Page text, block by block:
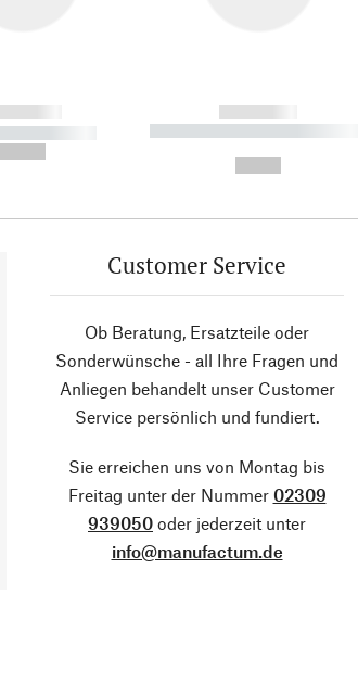
-----------
------------
----------- ----------- ----------
Customer Service
Ob Beratung, Ersatzteile oder
Sonderwünsche - all Ihre Fragen und
Anliegen behandelt unser Customer
Service persönlich und fundiert.
Sie erreichen uns von Montag bis
Freitag unter der Nummer 02309
939050 oder jederzeit unter
info@manufactum.de